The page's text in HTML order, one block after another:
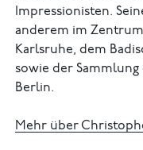
Impressionisten.
anderem im
Karlsruhe, dem
sowie der Sammlung
Berlin.
Mehr über